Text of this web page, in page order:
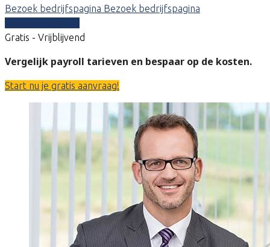
Bezoek bedrijfspagina Bezoek bedrijfspagina
Gratis - Vrijblijvend
Vergelijk payroll tarieven en bespaar op de kosten.
Start nu je gratis aanvraag!